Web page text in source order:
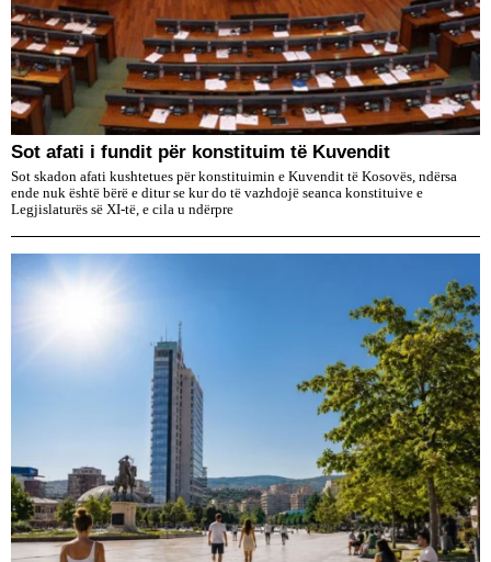
​Sot afati i fundit për konstituim të Kuvendit
Sot skadon afati kushtetues për konstituimin e Kuvendit të Kosovës, ndërsa
ende nuk është bërë e ditur se kur do të vazhdojë seanca konstituive e
Legjislaturës së XI-të, e cila u ndërpre